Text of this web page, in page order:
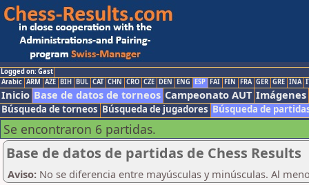
Logged on: Gast
Arabic ARM AZE BIH BUL CAT CHN CRO CZE DEN ENG ESP FAI FIN FRA GER GRE INA
Inicio Base de datos de torneos Campeonato AUT Imágenes
Búsqueda de torneos Búsqueda de jugadores Búsqueda de
Se encontraron 6 partidas.
Base de datos de partidas de Chess Results
Aviso: No se diferencia entre mayúsculas y minúsculas. Al